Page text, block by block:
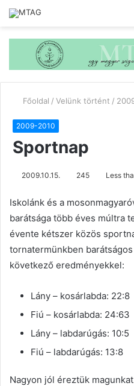
Főoldal / Velünk történt /
2009-2010
Sportnap
2009.10.15. 245 Less
Iskolánk és a
barátsága több éves múltra
évente kétszer közös
tornatermünkben
következő eredményekkel:
Lány – kosárlabda: 22:8
Fiú – kosárlabda: 24:63
Lány – labdarúgás: 10:5
Fiú – labdarúgás: 13:8
Nagyon jól éreztük